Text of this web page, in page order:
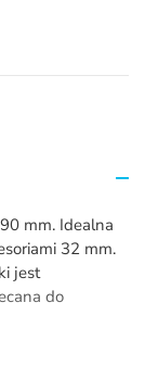
mm. Idealna
32 mm.
jest
do